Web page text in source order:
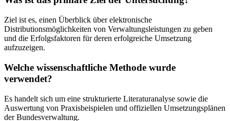
Ziel ist es, einen Überblick über elektronische
Distributionsmöglichkeiten von Verwaltungsleistungen zu geben
und die Erfolgsfaktoren für deren erfolgreiche Umsetzung
aufzuzeigen.
Welche wissenschaftliche Methode wurde
verwendet?
Es handelt sich um eine strukturierte Literaturanalyse sowie die
Auswertung von Praxisbeispielen und offiziellen Umsetzungsplänen
der Bundesverwaltung.